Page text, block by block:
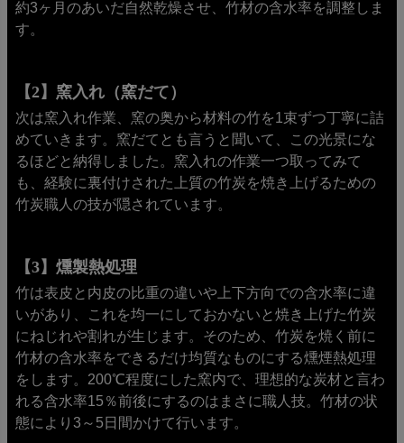
約3ヶ月のあいだ自然乾燥させ、竹材の含水率を調整しま
す。
【2】窯入れ（窯だて）
次は窯入れ作業、窯の奥から材料の竹を1束ずつ丁寧に詰
めていきます。窯だてとも言うと聞いて、この光景にな
るほどと納得しました。窯入れの作業一つ取ってみて
も、経験に裏付けされた上質の竹炭を焼き上げるための
竹炭職人の技が隠されています。
【3】燻製熱処理
竹は表皮と内皮の比重の違いや上下方向での含水率に違
いがあり、これを均一にしておかないと焼き上げた竹炭
にねじれや割れが生じます。そのため、竹炭を焼く前に
竹材の含水率をできるだけ均質なものにする燻煙熱処理
をします。200℃程度にした窯内で、理想的な炭材と言わ
れる含水率15％前後にするのはまさに職人技。竹材の状
態により3～5日間かけて行います。